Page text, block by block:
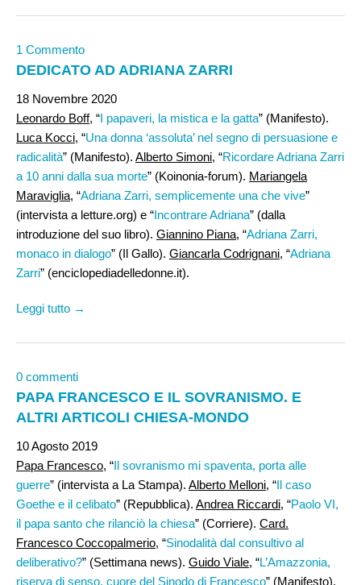
1 Commento
DEDICATO AD ADRIANA ZARRI
18 Novembre 2020
Leonardo Boff, “I papaveri, la mistica e la gatta” (Manifesto).
Luca Kocci, “Una donna ‘assoluta’ nel segno di persuasione e
radicalità” (Manifesto). Alberto Simoni, “Ricordare Adriana Zarri
a 10 anni dalla sua morte” (Koinonia-forum). Mariangela
Maraviglia, “Adriana Zarri, semplicemente una che vive”
(intervista a letture.org) e “Incontrare Adriana” (dalla
introduzione del suo libro). Giannino Piana, “Adriana Zarri,
monaco in dialogo” (Il Gallo). Giancarla Codrignani, “Adriana
Zarri” (enciclopediadelledonne.it).
Leggi tutto →
0 commenti
PAPA FRANCESCO E IL SOVRANISMO. E
ALTRI ARTICOLI CHIESA-MONDO
10 Agosto 2019
Papa Francesco, “Il sovranismo mi spaventa, porta alle
guerre” (intervista a La Stampa). Alberto Melloni, “Il caso
Goethe e il celibato” (Repubblica). Andrea Riccardi, “Paolo VI,
il papa santo che rilanciò la chiesa” (Corriere). Card.
Francesco Coccopalmerio, “Sinodalità dal consultivo al
deliberativo?” (Settimana news). Guido Viale, “L’Amazzonia,
riserva di senso, cuore del Sinodo di Francesco” (Manifesto).